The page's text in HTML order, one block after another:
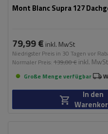
Mont Blanc Supra 127
79,99 € inkl. MwSt
Niedrigster Preis in 30 Tagen vor
Normaler Preis: 139,00 € inkl. MwSt
Große Menge verfügbar
In den